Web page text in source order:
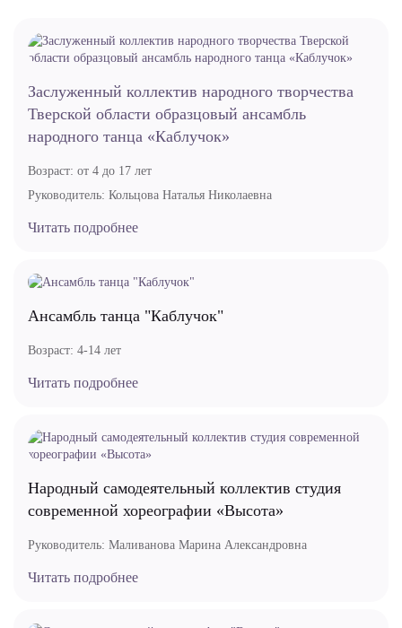
Заслуженный коллектив народного творчества
Тверской области образцовый ансамбль
народного танца «Каблучок»
Возраст: от 4 до 17 лет
Руководитель: Кольцова Наталья Николаевна
Читать подробнее
Ансамбль танца "Каблучок"
Возраст: 4-14 лет
Читать подробнее
Народный самодеятельный коллектив студия
современной хореографии «Высота»
Руководитель: Маливанова Марина Александровна
Читать подробнее